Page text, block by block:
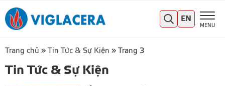
MENU
EN
Trang chủ » Tin Tức & Sự Kiện » Trang 3
Tin Tức & Sự Kiện